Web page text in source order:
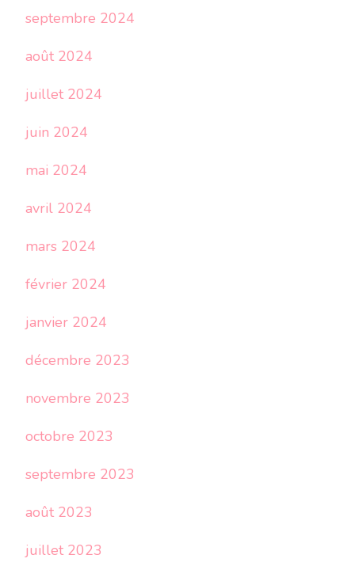
septembre 2024
août 2024
juillet 2024
juin 2024
mai 2024
avril 2024
mars 2024
février 2024
janvier 2024
décembre 2023
novembre 2023
octobre 2023
septembre 2023
août 2023
juillet 2023